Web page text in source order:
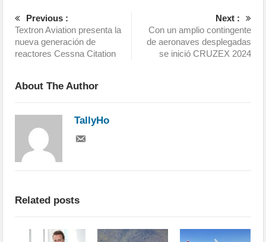
Previous :
Textron Aviation presenta la
nueva generación de
reactores Cessna Citation
Next :
Con un amplio contingente
de aeronaves desplegadas
se inició CRUZEX 2024
About The Author
TallyHo
Related posts